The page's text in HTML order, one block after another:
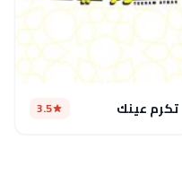
تكرم عينك 3.5